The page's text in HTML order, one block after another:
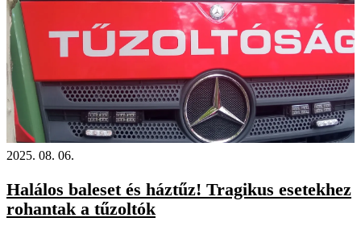
2025. 08. 06.
Halálos baleset és háztűz! Tragikus esetekhez
rohantak a tűzoltók